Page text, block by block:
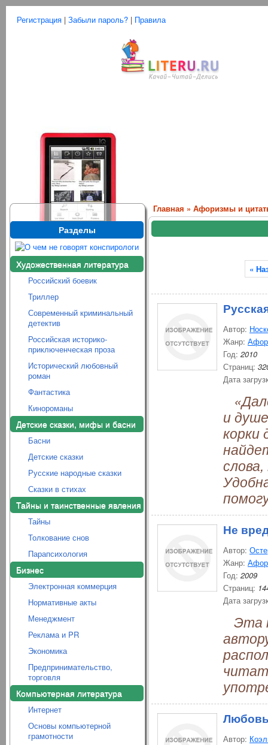
Регистрация | Забыли пароль? | Правила
Разделы
Художественная литература
Российский боевик
Триллер
Современный криминальный
детектив
Российская историко-
приключенческая проза
Исторический любовный
роман
Фантастика
Кинороманы
Детские сказки, мифы и басни
Басни
Детские сказки
Русские народные сказки
Сказки в стихах
Тайны и таинственные явления
Тайны
Толкование снов
Парапсихология
Бизнес
Электронная коммерция
Нормативные акты
Менеджмент
Реклама и PR
Экономика
Предпринимательство,
торговля
Компьютерная литература
Интернет
Основы компьютерной
грамотности
Главная » Афоризмы и
«
Автор:
Жанр:
Год: 2010
Страниц:
Дата
и
корки
Не
Автор:
Жанр:
Год: 2009
Страниц:
Дата
Эта
Автор: